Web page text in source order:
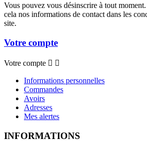
Vous pouvez vous désinscrire à tout
cela nos informations de contact dans les
site.
Votre compte
Votre compte  
Informations personnelles
Commandes
Avoirs
Adresses
Mes alertes
INFORMATIONS